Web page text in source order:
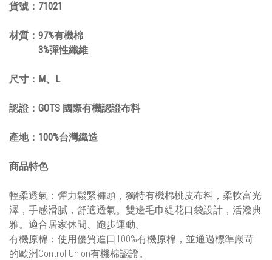
貨號：71021
材質：97%有機棉
3%彈性纖維
尺寸： M、 L
認證： GOTS 國際有機認證布料
產地： 100%台灣織造
商品特色
輕柔透氣：彈力鬆緊褲頭，獨特有機棉桃皮布料， 柔軟富光
澤， 手感滑膩，舒適透氣。雙邊毛巾緹花口袋設計，活潑典
雅。適合居家休閒、跑步運動。
有機原棉：使用優質進口100%有機原棉，並通過標準嚴苛
的歐洲 Control Union有機棉認證。